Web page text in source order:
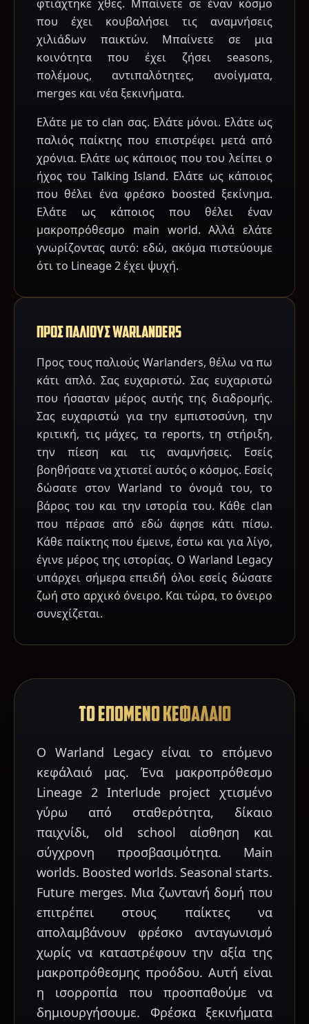
φτιάχτηκε χθες. Μπαίνετε σε έναν κόσμο
που έχει κουβαλήσει τις αναμνήσεις
χιλιάδων παικτών. Μπαίνετε σε μια
κοινότητα που έχει ζήσει seasons,
πολέμους, αντιπαλότητες, ανοίγματα,
merges και νέα ξεκινήματα.
Ελάτε με το clan σας. Ελάτε μόνοι. Ελάτε ως
παλιός παίκτης που επιστρέφει μετά από
χρόνια. Ελάτε ως κάποιος που του λείπει ο
ήχος του Talking Island. Ελάτε ως κάποιος
που θέλει ένα φρέσκο boosted ξεκίνημα.
Ελάτε ως κάποιος που θέλει έναν
μακροπρόθεσμο main world. Αλλά ελάτε
γνωρίζοντας αυτό: εδώ, ακόμα πιστεύουμε
ότι το Lineage 2 έχει ψυχή.
ΠΡΟΣ ΠΑΛΙΟΥΣ WARLANDERS
Προς τους παλιούς Warlanders, θέλω να πω
κάτι απλό. Σας ευχαριστώ. Σας ευχαριστώ
που ήσασταν μέρος αυτής της διαδρομής.
Σας ευχαριστώ για την εμπιστοσύνη, την
κριτική, τις μάχες, τα reports, τη στήριξη,
την πίεση και τις αναμνήσεις. Εσείς
βοηθήσατε να χτιστεί αυτός ο κόσμος. Εσείς
δώσατε στον Warland το όνομά του, το
βάρος του και την ιστορία του. Κάθε clan
που πέρασε από εδώ άφησε κάτι πίσω.
Κάθε παίκτης που έμεινε, έστω και για λίγο,
έγινε μέρος της ιστορίας. Ο Warland Legacy
υπάρχει σήμερα επειδή όλοι εσείς δώσατε
ζωή στο αρχικό όνειρο. Και τώρα, το όνειρο
συνεχίζεται.
ΤΟ ΕΠΟΜΕΝΟ ΚΕΦΑΛΑΙΟ
Ο Warland Legacy είναι το επόμενο
κεφάλαιό μας. Ένα μακροπρόθεσμο
Lineage 2 Interlude project χτισμένο
γύρω από σταθερότητα, δίκαιο
παιχνίδι, old school αίσθηση και
σύγχρονη προσβασιμότητα. Main
worlds. Boosted worlds. Seasonal starts.
Future merges. Μια ζωντανή δομή που
επιτρέπει στους παίκτες να
απολαμβάνουν φρέσκο ανταγωνισμό
χωρίς να καταστρέφουν την αξία της
μακροπρόθεσμης προόδου. Αυτή είναι
η ισορροπία που προσπαθούμε να
δημιουργήσουμε. Φρέσκα ξεκινήματα